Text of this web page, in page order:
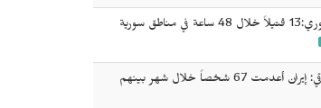
المرصد السوري:13 قتيلاً خلال 48 ساعة في مناطق سورية
تقرير حقوقي: إيران أعدمت 67 شخصاً خلال شهر بينهم